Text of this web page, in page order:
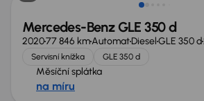
Mercedes-Benz GLE 350 d
202077 846 kmAutomatDieselGLE 350 d
Servisní knížka GLE 350 d
Měsíční splátka
na míru